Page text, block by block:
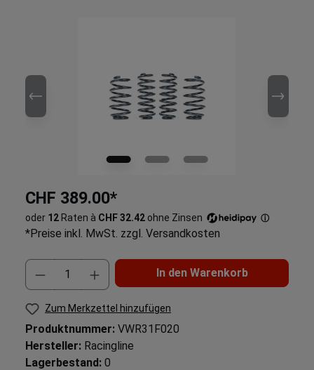
CHF 389.00*
oder 12 Raten à CHF 32.42 ohne Zinsen ⓘ
*Preise inkl. MwSt. zzgl. Versandkosten
In den Warenkorb
Zum Merkzettel hinzufügen
Produktnummer: VWR31F020
Hersteller: Racingline
Lagerbestand: 0